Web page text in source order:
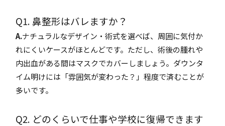
Q1. 鼻整形はバレますか？
A.ナチュラルなデザイン・術式を選べば、周囲に気付か
れにくいケースがほとんどです。ただし、術後の腫れや
内出血がある間はマスクでカバーしましょう。ダウンタ
イム明けには「雰囲気が変わった？」程度で済むことが
多いです。
Q2. どのくらいで仕事や学校に復帰できます